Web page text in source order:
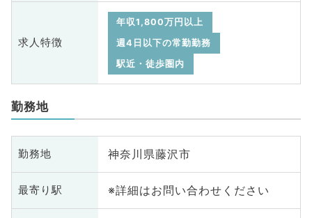
求人特徴
年収1,800万円以上
週4日以下の常勤勤務
駅近・徒歩圏内
勤務地
勤務地 神奈川県藤沢市
最寄り駅 ※詳細はお問い合わせください